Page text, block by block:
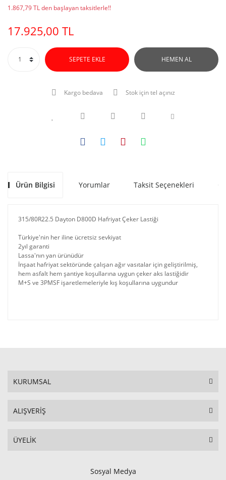
1.867,79 TL den başlayan taksitlerle!!
17.925,00 TL
SEPETE EKLE HEMEN AL
Kargo bedava Stok için tel açınız
Ürün Bilgisi Yorumlar Taksit Seçenekleri
315/80R22.5 Dayton D800D Hafriyat Çeker Lastiği
Türkiye'nin her iline ücretsiz sevkiyat
2yıl garanti
Lassa'nın yan ürünüdür
İnşaat hafriyat sektöründe çalışan ağır vasıtalar için geliştirilmiş,
hem asfalt hem şantiye koşullarına uygun çeker aks lastiğidir
M+S ve 3PMSF işaretlemeleriyle kış koşullarına uygundur
KURUMSAL
ALIŞVERİŞ
ÜYELİK
Sosyal Medya